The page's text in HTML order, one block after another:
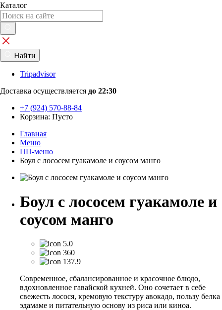
Каталог
Найти
Tripadvisor
Доставка осуществляется до 22:30
+7 (924) 570-88-84
Корзина: Пусто
Главная
Меню
ПП-меню
Боул с лососем гуакамоле и соусом манго
Боул с лососем гуакамоле и
соусом манго
5.0
360
137.9
Современное, сбалансированное и красочное блюдо,
вдохновленное гавайской кухней. Оно сочетает в себе
свежесть лосося, кремовую текстуру авокадо, пользу белка
эдамаме и питательную основу из риса или киноа.